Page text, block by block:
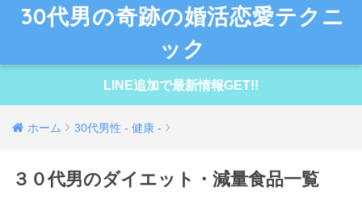
30代男の奇跡の婚活恋愛テクニ
ック
LINE追加で最新情報GET!!
ホーム 30代男性 - 健康 -
３０代男のダイエット・減量食品一覧